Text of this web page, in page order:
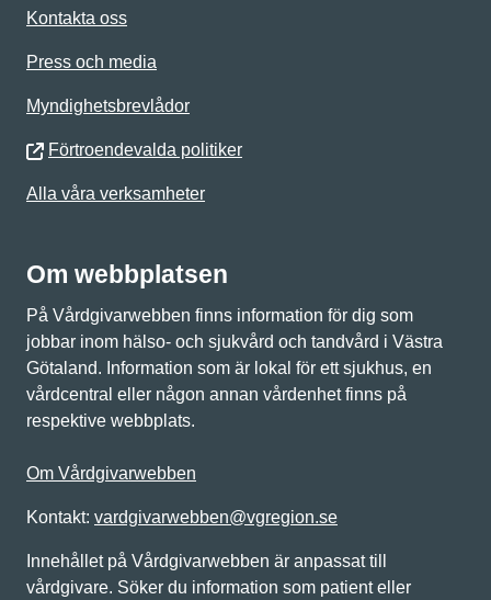
Kontakta oss
Press och media
Myndighetsbrevlådor
Förtroendevalda politiker
Alla våra verksamheter
Om webbplatsen
På Vårdgivarwebben finns information för dig som
jobbar inom hälso- och sjukvård och tandvård i Västra
Götaland. Information som är lokal för ett sjukhus, en
vårdcentral eller någon annan vårdenhet finns på
respektive webbplats.
Om Vårdgivarwebben
Kontakt: vardgivarwebben@vgregion.se
Innehållet på Vårdgivarwebben är anpassat till
vårdgivare. Söker du information som patient eller